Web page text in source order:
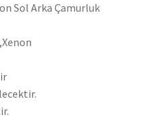
Sol Arka Çamurluk